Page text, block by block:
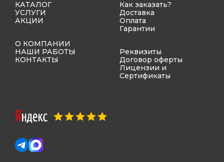
КАТАЛОГ
УСЛУГИ
АКЦИИ
О КОМПАНИИ
НАШИ РАБОТЫ
КОНТАКТЫ
Как заказать?
Доставка
Оплата
Гарантии
Реквизиты
Договор оферты
Лицензии и
Сертификаты